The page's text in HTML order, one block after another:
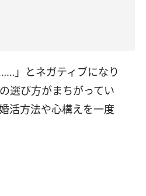
」とネガティブになり
選び方がまちがってい
活方法や心構えを一度